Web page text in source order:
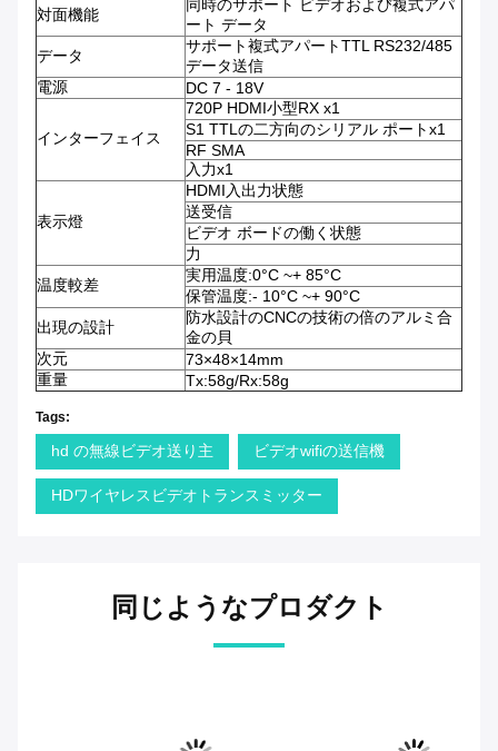
対面機能
同時のサポート ビデオおよび複式アパ
ート データ
データ
サポート複式アパートTTL RS232/485
データ送信
電源
DC 7 - 18V
インターフェイス
720P HDMI小型RX x1
S1 TTLの二方向のシリアル ポートx1
RF SMA
入力x1
表示燈
HDMI入出力状態
送受信
ビデオ ボードの働く状態
力
温度較差
実用温度:0°C ~+ 85°C
保管温度:- 10°C ~+ 90°C
出現の設計
防水設計のCNCの技術の倍のアルミ合
金の貝
次元
73×48×14mm
重量
Tx:58g/Rx:58g
Tags:
hd の無線ビデオ送り主 ビデオwifiの送信機
HDワイヤレスビデオトランスミッター
同じようなプロダクト